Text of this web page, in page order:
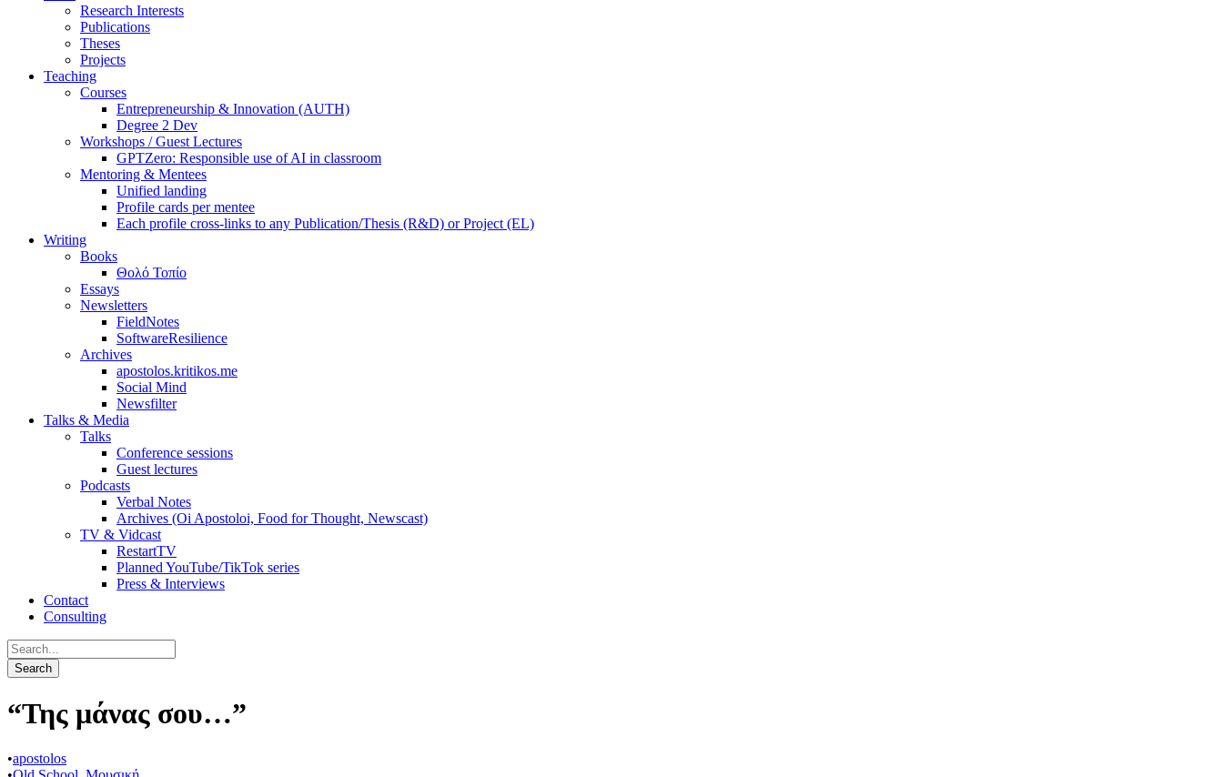
Research Interests
Publications
Theses
Projects
Teaching
Courses
Entrepreneurship & Innovation (AUTH)
Degree 2 Dev
Workshops / Guest Lectures
GPTZero: Responsible use of AI in classroom
Mentoring & Mentees
Unified landing
Profile cards per mentee
Each profile cross-links to any Publication/Thesis (R&D) or Project (EL)
Writing
Books
Θολό Τοπίο
Essays
Newsletters
FieldNotes
SoftwareResilience
Archives
apostolos.kritikos.me
Social Mind
Newsfilter
Talks & Media
Talks
Conference sessions
Guest lectures
Podcasts
Verbal Notes
Archives (Oi Apostoloi, Food for Thought, Newscast)
TV & Vidcast
RestartTV
Planned YouTube/TikTok series
Press & Interviews
Contact
Consulting
“Της μάνας σου…”
•apostolos